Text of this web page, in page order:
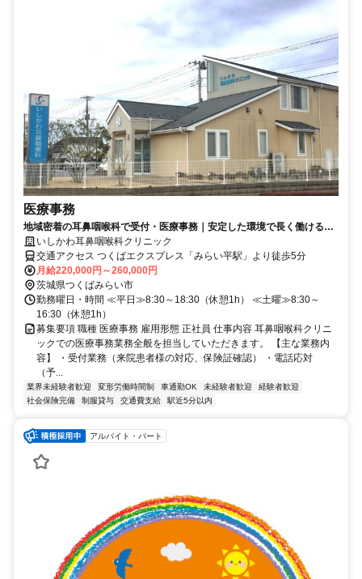
医療事務
地域密着の耳鼻咽喉科で受付・医療事務｜安定した環境で長く働ける職
場 いしかわ耳鼻咽喉科クリニック
交通アクセス つくばエクスプレス「みらい平駅」より徒歩5分
月給220,000円～260,000円
茨城県つくばみらい市
勤務曜日・時間 ≪平日≫8:30～18:30（休憩1h） ≪土曜≫8:30～
16:30（休憩1h）
募集要項 職種 医療事務 雇用形態 正社員 仕事内容 耳鼻咽喉科クリニ
ックでの医療事務業務全般を担当していただきます。 【主な業務内
容】 ・受付業務（来院患者様の対応、保険証確認） ・電話応対
（予...
業界未経験者歓迎 変形労働時間制 車通勤OK 未経験者歓迎
経験者歓迎
社会保険完備
制服貸与 交通費支給 駅近5分以内
アルバイト・パート